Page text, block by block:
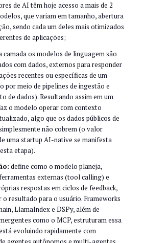
de AI têm hoje acesso a mais de 2
que variam em tamanho, abertura
sendo cada um deles mais otimizados
de aplicações;
camada os modelos de linguagem são
com dados, externos para responder
recentes ou específicas de um
por meio de pipelines de ingestão e
de dados). Resultando assim em um
o modelo operar com contexto
algo que os dados públicos de
não cobrem (o valor
uma startup AI-native se manifesta
etapa).
define como o modelo planeja,
externas (tool calling) e
respostas em ciclos de feedback,
o resultado para o usuário. Frameworks
LlamaIndex e DSPy, além de
como o MCP, estruturam essa
evoluindo rapidamente com